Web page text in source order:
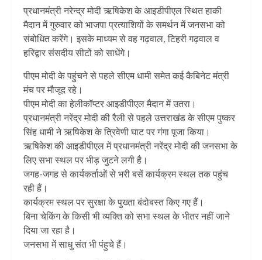
प्रधानमंत्री नरेन्द्र मोदी ऋषिकेश के आइडीपीएल स्थित हाकी
मैदान में गुरुवार को भाजपा प्रत्याशियों के समर्थन में जनसभा को
संबोधित करेंगे। इसके माध्यम से वह गढ़वाल, टिहरी गढ़वाल व
हरिद्वार संसदीय सीटों को साधेंगे।
पीएम मोदी के पहुंचने से पहले सीएम धामी समेत कई कैबिनेट मंत्री
मंच पर मौजूद रहे।
पीएम मोदी का हेलीकॉप्‍टर आइडीपीएल मैदान में उतरा।
प्रधानमंत्री नरेंद्र मोदी की रैली से पहले उत्तराखंड के सीएम पुष्कर
सिंह धामी ने ऋषिकेश के त्रिवेणी घाट पर गंगा पूजा किया।
ऋषिकेश की आइडीपीएल में प्रधानमंत्री नरेंद्र मोदी की जनसभा के
लिए सभा स्थल पर भीड़ जुटने लगी है।
जगह-जगह से कार्यकर्ताओं से भरी बसें कार्यक्रम स्थल तक पहुंच
रही हैं।
कार्यक्रम स्थल पर सुरक्षा के पुख्ता बंदोबस्त किए गए हैं।
बिना चेकिंग के किसी भी व्यक्ति को सभा स्थल के भीतर नहीं जाने
दिया जा रहा है।
जनसभा में साधु संत भी पंहुचे हैं।